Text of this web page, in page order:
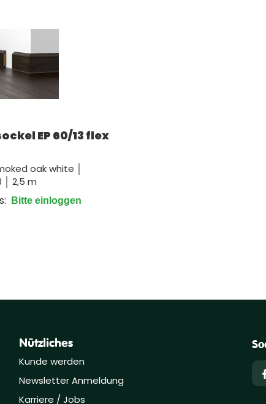
EP 60/13 flex
oak white │
│ 2,5 m
Bitte einloggen
Nützliches
Kunde werden
Newsletter Anmeldung
Karriere / Jobs